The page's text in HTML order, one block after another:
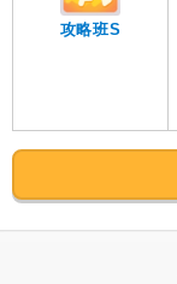
攻略班S